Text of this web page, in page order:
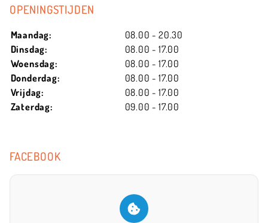
OPENINGSTIJDEN
Maandag:
08.00 - 20.30
Dinsdag:
08.00 - 17.00
Woensdag:
08.00 - 17.00
Donderdag:
08.00 - 17.00
Vrijdag:
08.00 - 17.00
Zaterdag:
09.00 - 17.00
FACEBOOK